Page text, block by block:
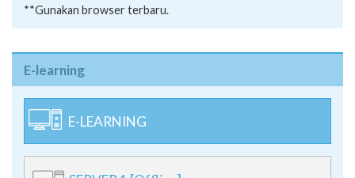
**Gunakan browser terbaru.
E-learning
E-LEARNING